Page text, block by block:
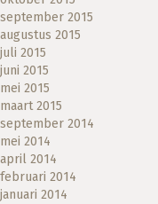
september 2015
augustus 2015
juli 2015
juni 2015
mei 2015
maart 2015
september 2014
mei 2014
april 2014
februari 2014
januari 2014